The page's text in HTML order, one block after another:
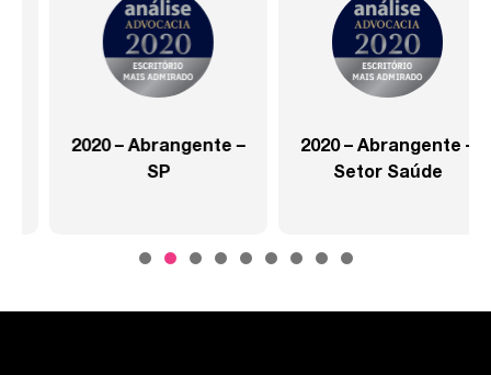
2020 – Abrangente –
2020 – Abrangente –
Setor Saúde